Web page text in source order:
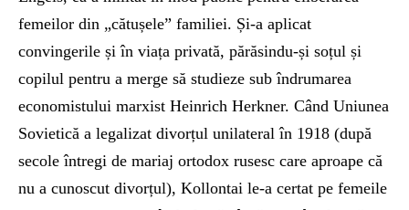
femeilor din „cătușele” familiei. Și-a aplicat
convingerile și în viața privată, părăsindu-și soțul și
copilul pentru a merge să studieze sub îndrumarea
economistului marxist Heinrich Herkner. Când Uniunea
Sovietică a legalizat divorțul unilateral în 1918 (după
secole întregi de mariaj ortodox rusesc care aproape că
nu a cunoscut divorțul), Kollontai le-a certat pe femeile